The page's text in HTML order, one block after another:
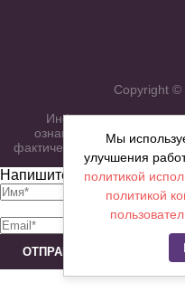
Copyright ©
Информация о
ознакомленияя.
фактических
Напишите нам сообщение
ОТПРАВИТЬ
Мы
улучшения
политикой
политикой